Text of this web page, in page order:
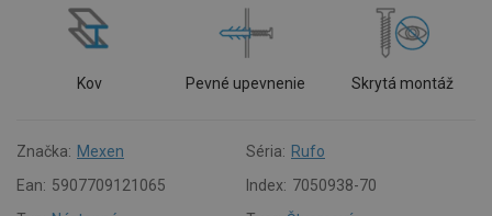
Kov Pevné upevnenie Skrytá montáž
Značka: Mexen Séria: Rufo
Ean: 5907709121065 Index: 7050938-70